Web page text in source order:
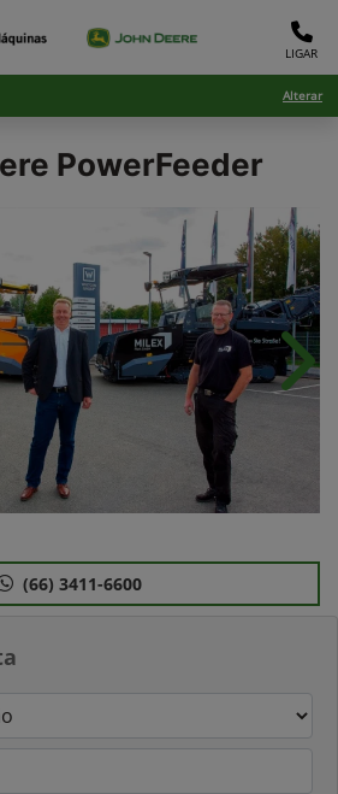
LIGAR
Alterar
PowerFeeder
(66) 3411-6600